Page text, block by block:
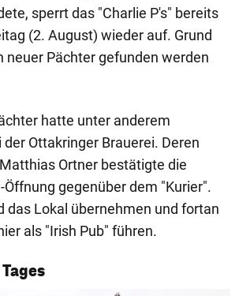
sperrt das "Charlie P's" bereits
(2. August) wieder auf. Grund
neuer Pächter gefunden werden
hatte unter anderem
Ottakringer Brauerei. Deren
Ortner bestätigte die
gegenüber dem "Kurier".
das Lokal übernehmen und fortan
als "Irish Pub" führen.